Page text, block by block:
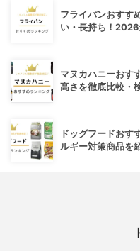
フライパンおすす
い・長持ち！2026
マヌカハニーおす
高さを徹底比較・
ドッグフードおす
ルギー対策商品を